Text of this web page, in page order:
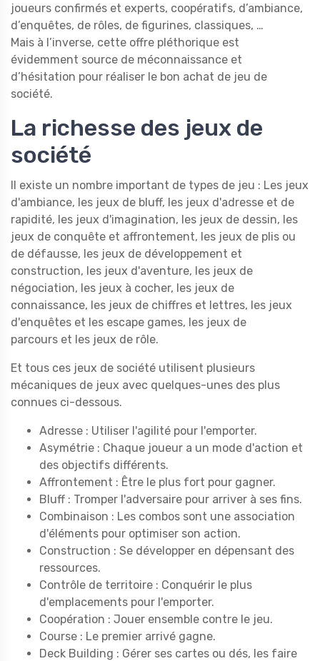
joueurs confirmés et experts, coopératifs, d’ambiance,
d’enquêtes, de rôles, de figurines, classiques, …
Mais à l’inverse, cette offre pléthorique est
évidemment source de méconnaissance et
d’hésitation pour réaliser le bon achat de jeu de
société.
La richesse des jeux de
société
Il existe un nombre important de types de jeu : Les jeux
d'ambiance, les jeux de bluff, les jeux d'adresse et de
rapidité, les jeux d'imagination, les jeux de dessin, les
jeux de conquête et affrontement, les jeux de plis ou
de défausse, les jeux de développement et
construction, les jeux d'aventure, les jeux de
négociation, les jeux à cocher, les jeux de
connaissance, les jeux de chiffres et lettres, les jeux
d'enquêtes et les escape games, les jeux de
parcours et les jeux de rôle.
Et tous ces jeux de société utilisent plusieurs
mécaniques de jeux avec quelques-unes des plus
connues ci-dessous.
Adresse : Utiliser l'agilité pour l'emporter.
Asymétrie : Chaque joueur a un mode d'action et
des objectifs différents.
Affrontement : Être le plus fort pour gagner.
Bluff : Tromper l'adversaire pour arriver à ses fins.
Combinaison : Les combos sont une association
d'éléments pour optimiser son action.
Construction : Se développer en dépensant des
ressources.
Contrôle de territoire : Conquérir le plus
d'emplacements pour l'emporter.
Coopération : Jouer ensemble contre le jeu.
Course : Le premier arrivé gagne.
Deck Building : Gérer ses cartes ou dés, les faire